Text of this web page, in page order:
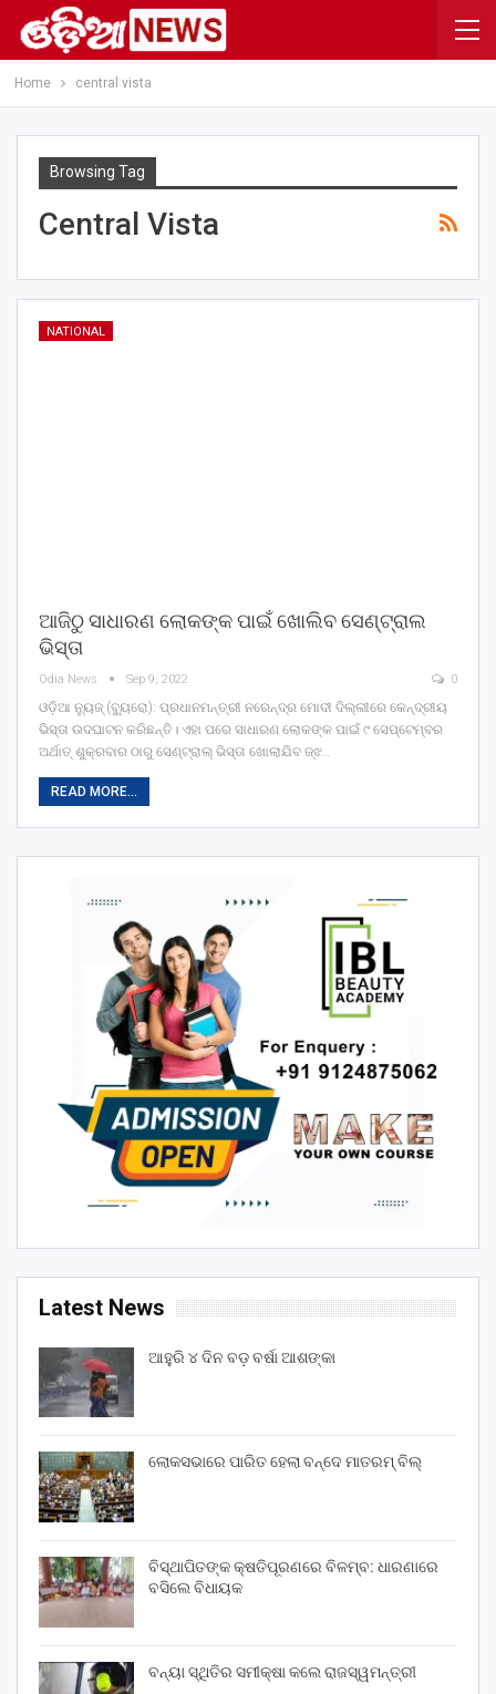
Home central vista
Browsing Tag
Central Vista
NATIONAL
ଆଜିଠୁ ସାଧାରଣ ଲୋକଙ୍କ ପାଇଁ ଖୋଲିବ ସେଣ୍ଟ୍ରାଲ
ଭିସ୍ତା
Odia News Sep 9, 2022 0
ଓଡ଼ିଆ ନ୍ୟୁଜ୍ (ବ୍ୟୁରୋ): ପ୍ରଧାନମନ୍ତ୍ରୀ ନରେନ୍ଦ୍ର ମୋଦୀ ଦିଲ୍ଲୀରେ କେନ୍ଦ୍ରୀୟ
ଭିସ୍ତା ଉଦଘାଟନ କରିଛନ୍ତି। ଏହା ପରେ ସାଧାରଣ ଲୋକଙ୍କ ପାଇଁ ୯ ସେପ୍ଟେମ୍ବର
ଅର୍ଥାତ୍ ଶୁକ୍ରବାର ଠାରୁ ସେଣ୍ଟ୍ରାଲ୍ ଭିସ୍ତା ଖୋଲାଯିବ ଜ୍ଝ…
READ MORE...
Latest News
ଆହୁରି ୪ ଦିନ ବଡ଼ ବର୍ଷା ଆଶଙ୍କା
ଲୋକସଭାରେ ପାରିତ ହେଲା ବନ୍ଦେ ମାତରମ୍‌ ବିଲ୍‌
ବିସ୍ଥାପିତଙ୍କ କ୍ଷତିପୂରଣରେ ବିଳମ୍ବ: ଧାରଣାରେ
ବସିଲେ ବିଧାୟକ
ବନ୍ୟା ସ୍ଥିତିର ସମୀକ୍ଷା କଲେ ରାଜସ୍ୱମନ୍ତ୍ରୀ